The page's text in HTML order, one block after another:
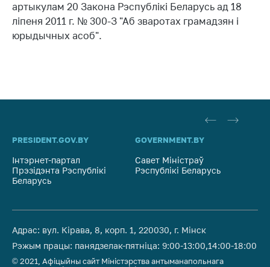
Біржавы гандаль
Навіны
грамадзян і юр.
тэлефонная лінія
Гарачая лінія
Электронныя
росце кошту на
тавары
артыкулам 20 Закона Рэспублікі Беларусь ад 18
ліпеня 2011 г. № 300-З "Аб зваротах грамадзян і
юрыдычных асоб".
PRESIDENT.GOV.BY
Інтэрнет-партал
Прэзідэнта Рэспублікі
Беларусь
GOVERNMENT.BY
Савет Міністраў
Рэспублікі Беларусь
Адрас: вул. Кірава, 8, корп. 1, 220030, г. Мінск
Рэжым працы: панядзелак-пятніца: 9:00-13:00,14:00-18:00
© 2021, Афіцыйны сайт Міністэрства антыманапольнага